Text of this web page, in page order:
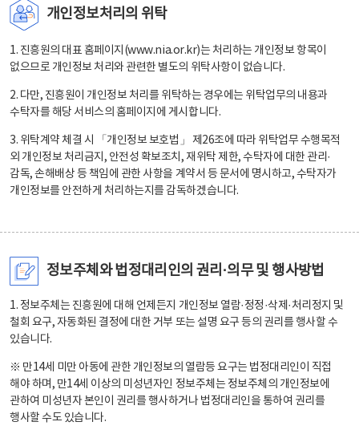
개인정보처리의 위탁
1. 진흥원의 대표 홈페이지(www.nia.or.kr)는 처리하는 개인정보 항목이
없으므로 개인정보 처리와 관련한 별도의 위탁사항이 없습니다.
2. 다만, 진흥원이 개인정보 처리를 위탁하는 경우에는 위탁업무의 내용과
수탁자를 해당 서비스의 홈페이지에 게시합니다.
3. 위탁계약 체결 시 「개인정보 보호법」 제26조에 따라 위탁업무 수행목적
외 개인정보 처리금지, 안전성 확보조치, 재위탁 제한, 수탁자에 대한 관리·
감독, 손해배상 등 책임에 관한 사항을 계약서 등 문서에 명시하고, 수탁자가
개인정보를 안전하게 처리하는지를 감독하겠습니다.
정보주체와 법정대리인의 권리·의무 및 행사방법
1. 정보주체는 진흥원에 대해 언제든지 개인정보 열람·정정·삭제·처리정지 및
철회 요구, 자동화된 결정에 대한 거부 또는 설명 요구 등의 권리를 행사할 수
있습니다.
※ 만14세 미만 아동에 관한 개인정보의 열람등 요구는 법정대리인이 직접
해야 하며, 만14세 이상의 미성년자인 정보주체는 정보주체의 개인정보에
관하여 미성년자 본인이 권리를 행사하거나 법정대리인을 통하여 권리를
행사할 수도 있습니다.